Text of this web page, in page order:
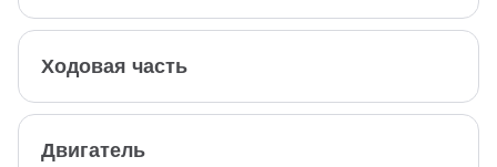
Ходовая часть
Двигатель